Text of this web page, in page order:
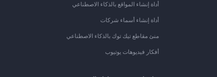
أداة إنشاء المواقع بالذكاء الاصطناعي
أداة إنشاء أسماء شركات
منئ مقاطع تيك توك بالذكاء الاصطناعي
أفكار فيديوهات يوتيوب